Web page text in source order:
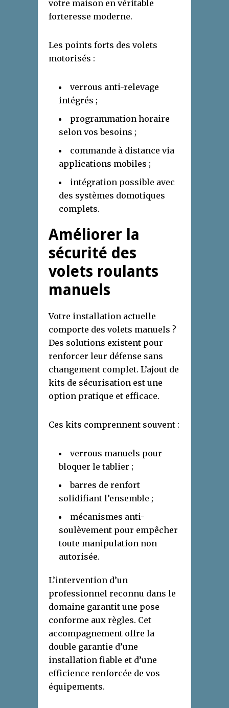
votre maison en véritable
forteresse moderne.
Les points forts des volets
motorisés :
verrous anti-relevage
intégrés ;
programmation horaire
selon vos besoins ;
commande à distance via
applications mobiles ;
intégration possible avec
des systèmes domotiques
complets.
Améliorer la
sécurité des
volets roulants
manuels
Votre installation actuelle
comporte des volets manuels ?
Des solutions existent pour
renforcer leur défense sans
changement complet. L’ajout de
kits de sécurisation est une
option pratique et efficace.
Ces kits comprennent souvent :
verrous manuels pour
bloquer le tablier ;
barres de renfort
solidifiant l’ensemble ;
mécanismes anti-
soulèvement pour empêcher
toute manipulation non
autorisée.
L’intervention d’un
professionnel reconnu dans le
domaine garantit une pose
conforme aux règles. Cet
accompagnement offre la
double garantie d’une
installation fiable et d’une
efficience renforcée de vos
équipements.